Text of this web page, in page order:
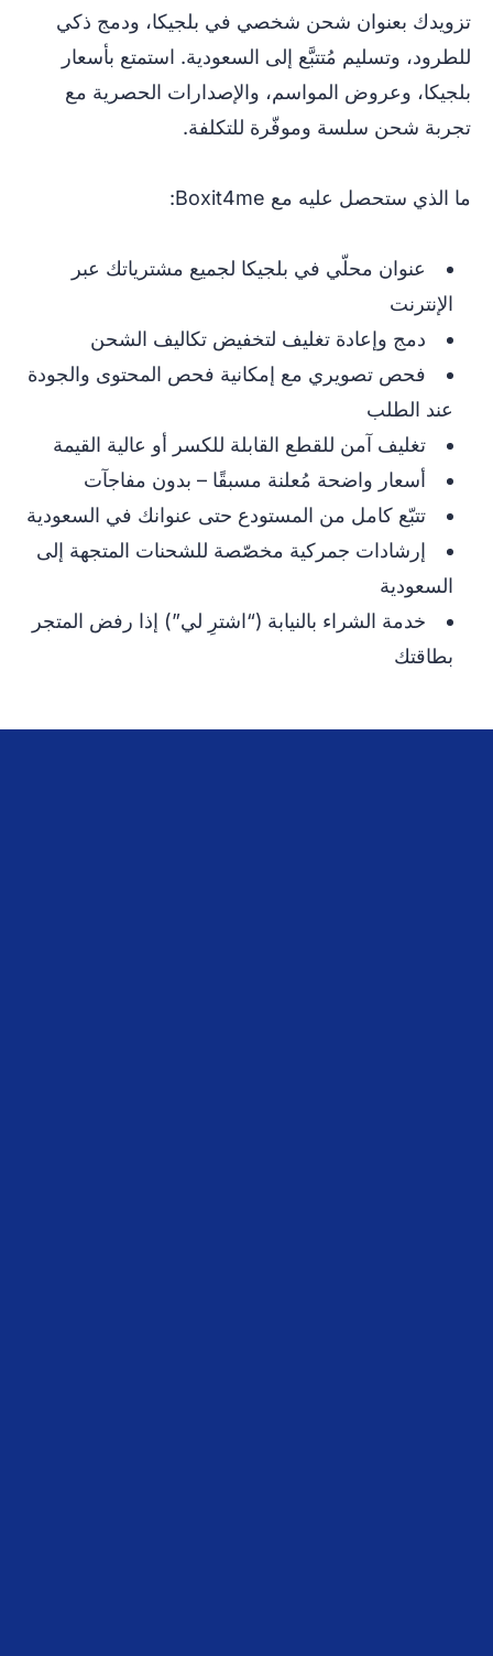
تزويدك بعنوان شحن شخصي في بلجيكا، ودمج ذكي
للطرود، وتسليم مُتتبَّع إلى السعودية. استمتع بأسعار
بلجيكا، وعروض المواسم، والإصدارات الحصرية مع
تجربة شحن سلسة وموفّرة للتكلفة.
ما الذي ستحصل عليه مع Boxit4me:
عنوان محلّي في بلجيكا لجميع مشترياتك عبر
الإنترنت
دمج وإعادة تغليف لتخفيض تكاليف الشحن
فحص تصويري مع إمكانية فحص المحتوى والجودة
عند الطلب
تغليف آمن للقطع القابلة للكسر أو عالية القيمة
أسعار واضحة مُعلنة مسبقًا – بدون مفاجآت
تتبّع كامل من المستودع حتى عنوانك في السعودية
إرشادات جمركية مخصّصة للشحنات المتجهة إلى
السعودية
خدمة الشراء بالنيابة (“اشترِ لي”) إذا رفض المتجر
بطاقتك